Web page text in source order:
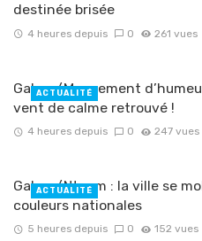
destinée brisée
4 heures depuis 0 261 vues
Gabon/Mouvement
vent de calme retrouvé !
4 heures depuis 0 247 vues
ACTUALITÉ
Gabon/Ntoum : la ville se
couleurs nationales
5 heures depuis 0 152 vues
ACTUALITÉ